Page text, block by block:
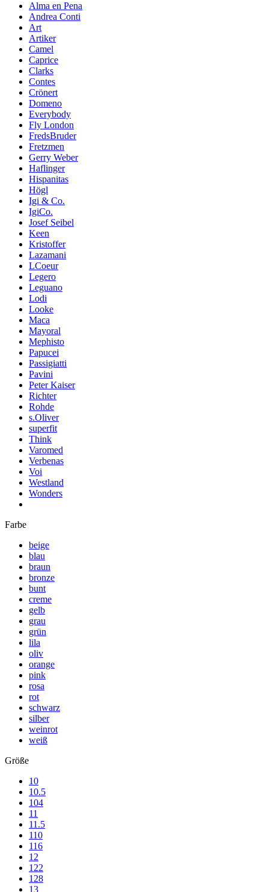
Alma en Pena
Andrea Conti
Art
Artiker
Camel
Caprice
Clarks
Contes
Crönert
Domeno
Everybody
Fly London
FredsBruder
Fretzmen
Gerry Weber
Haflinger
Hispanitas
Högl
Igi & Co.
IgiCo.
Josef Seibel
Keen
Kristoffer
Lazamani
LCoeur
Legero
Leguano
Lodi
Looke
Maca
Mayoral
Mephisto
Papucei
Passigiatti
Pavini
Peter Kaiser
Richter
Rohde
s.Oliver
superfit
Think
Varomed
Verbenas
Voi
Westland
Wonders
Farbe
beige
blau
braun
bronze
bunt
creme
gelb
grau
grün
lila
oliv
orange
pink
rosa
rot
schwarz
silber
weinrot
weiß
Größe
10
10.5
104
11
11.5
110
116
12
122
128
13